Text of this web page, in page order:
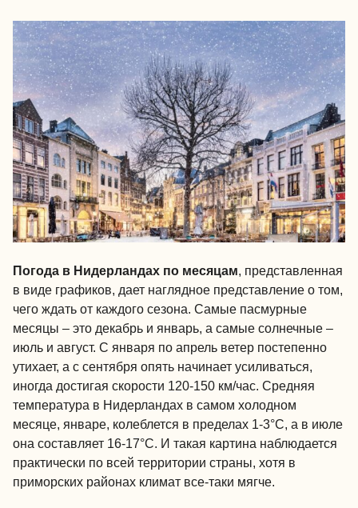
Погода в Нидерландах по месяцам, представленная
в виде графиков, дает наглядное представление о том,
чего ждать от каждого сезона. Самые пасмурные
месяцы – это декабрь и январь, а самые солнечные –
июль и август. С января по апрель ветер постепенно
утихает, а с сентября опять начинает усиливаться,
иногда достигая скорости 120-150 км/час. Средняя
температура в Нидерландах в самом холодном
месяце, январе, колеблется в пределах 1-3°C, а в июле
она составляет 16-17°C. И такая картина наблюдается
практически по всей территории страны, хотя в
приморских районах климат все-таки мягче.